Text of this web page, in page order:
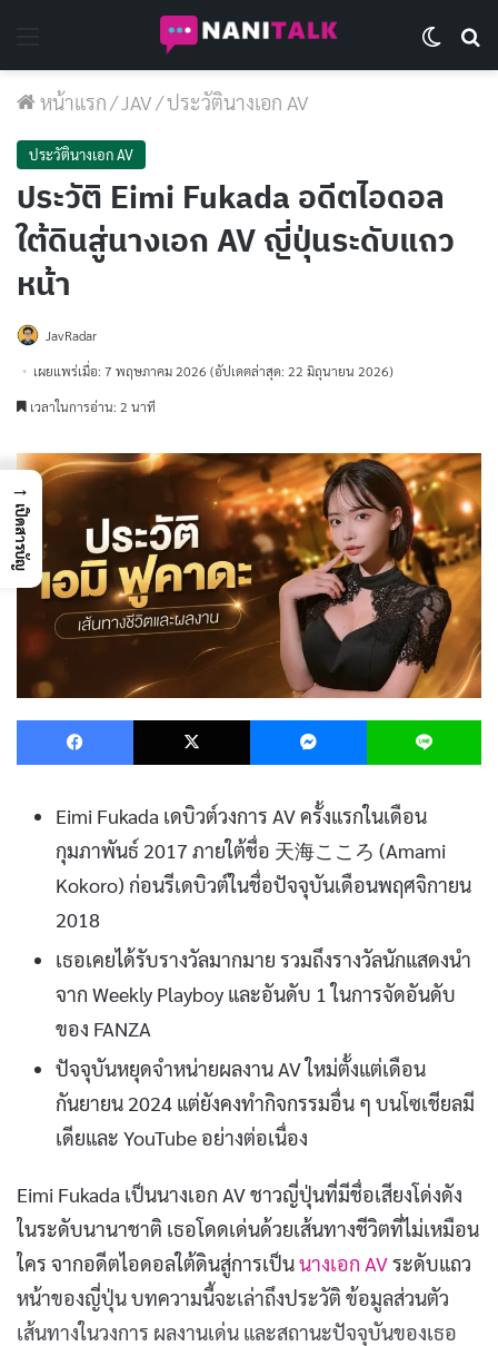
หน้าแรก/JAV/ประวัตินางเอก AV
ประวัตินางเอก AV
ประวัติ Eimi Fukada อดีตไอดอล
ใต้ดินสู่นางเอก AV ญี่ปุ่นระดับแถว
หน้า
JavRadar
เผยแพร่เมื่อ: 7 พฤษภาคม 2026 (อัปเดตล่าสุด: 22 มิถุนายน 2026)
เวลาในการอ่าน: 2 นาที
Facebook X Messenger
Eimi Fukada เดบิวต์วงการ AV ครั้งแรกในเดือน
กุมภาพันธ์ 2017 ภายใต้ชื่อ 天海こころ (Amami
Kokoro) ก่อนรีเดบิวต์ในชื่อปัจจุบันเดือนพฤศจิกายน
2018
เธอเคยได้รับรางวัลมากมาย รวมถึงรางวัลนักแสดงนำ
จาก Weekly Playboy และอันดับ 1 ในการจัดอันดับ
ของ FANZA
ปัจจุบันหยุดจำหน่ายผลงาน AV ใหม่ตั้งแต่เดือน
กันยายน 2024 แต่ยังคงทำกิจกรรมอื่น ๆ บนโซเชียลมี
เดียและ YouTube อย่างต่อเนื่อง
Eimi Fukada เป็นนางเอก AV ชาวญี่ปุ่นที่มีชื่อเสียงโด่งดัง
ในระดับนานาชาติ เธอโดดเด่นด้วยเส้นทางชีวิตที่ไม่เหมือน
ใคร จากอดีตไอดอลใต้ดินสู่การเป็นนางเอก AVระดับแถว
หน้าของญี่ปุ่น บทความนี้จะเล่าถึงประวัติ ข้อมูลส่วนตัว
เส้นทางในวงการ ผลงานเด่น และสถานะปัจจุบันของเธอ
→
เปิดสารบัญ